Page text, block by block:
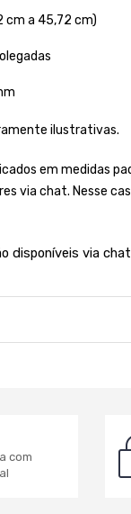
cm a 45,72 cm)
ilustrativas.
em medidas
via chat. Nesse
disponíveis via
com